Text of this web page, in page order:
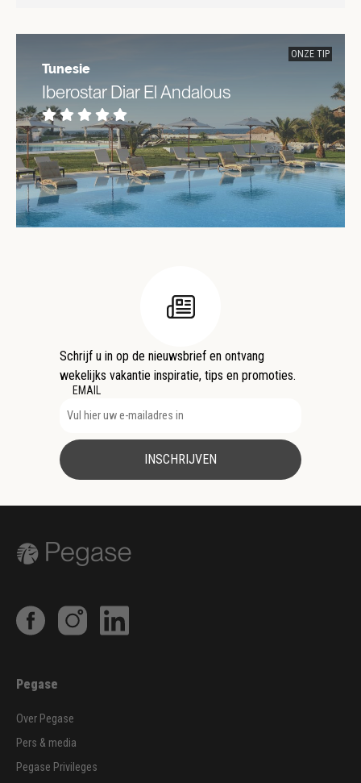
ONZE TIP
Tunesie
Iberostar Diar El Andalous
Schrijf u in op de nieuwsbrief en ontvang
wekelijks vakantie inspiratie, tips en promoties.
EMAIL
INSCHRIJVEN
Pegase
Over Pegase
Pers & media
Pegase Privileges